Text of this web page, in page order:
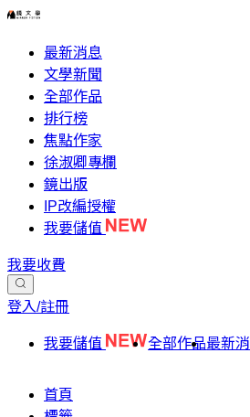
最新消息
文學新聞
全部作品
排行榜
焦點作家
徐淑卿專欄
鏡出版
IP改編授權
我要儲值
我要收費
登入/註冊
我要儲值 全部作品最新
首頁